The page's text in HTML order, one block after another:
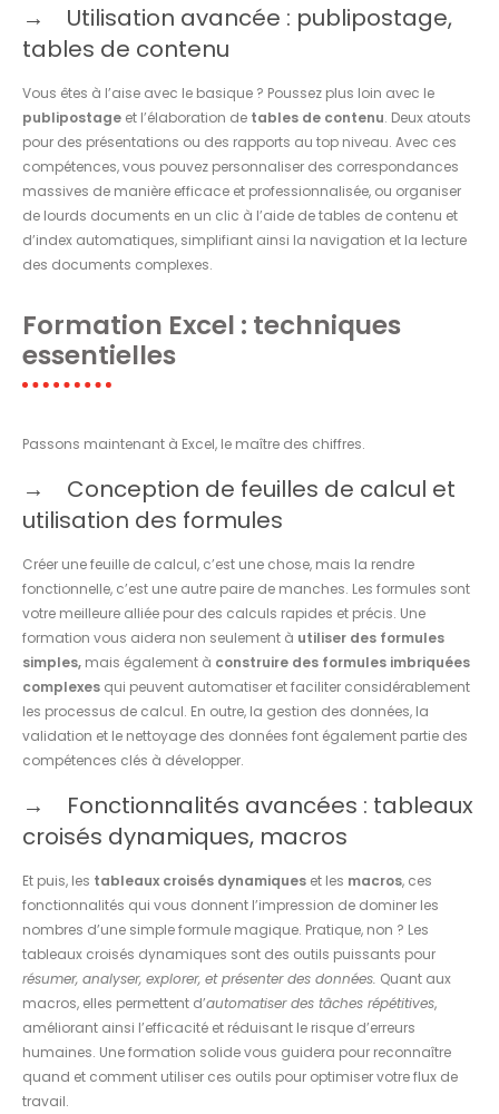
Utilisation avancée : publipostage,
tables de contenu
Vous êtes à l’aise avec le basique ? Poussez plus loin avec le
publipostage et l’élaboration de tables de contenu. Deux atouts
pour des présentations ou des rapports au top niveau. Avec ces
compétences, vous pouvez personnaliser des correspondances
massives de manière efficace et professionnalisée, ou organiser
de lourds documents en un clic à l’aide de tables de contenu et
d’index automatiques, simplifiant ainsi la navigation et la lecture
des documents complexes.
Formation Excel : techniques
essentielles
Passons maintenant à Excel, le maître des chiffres.
Conception de feuilles de calcul et
utilisation des formules
Créer une feuille de calcul, c’est une chose, mais la rendre
fonctionnelle, c’est une autre paire de manches. Les formules sont
votre meilleure alliée pour des calculs rapides et précis. Une
formation vous aidera non seulement à utiliser des formules
simples, mais également à construire des formules imbriquées
complexes qui peuvent automatiser et faciliter considérablement
les processus de calcul. En outre, la gestion des données, la
validation et le nettoyage des données font également partie des
compétences clés à développer.
Fonctionnalités avancées : tableaux
croisés dynamiques, macros
Et puis, les tableaux croisés dynamiques et les macros, ces
fonctionnalités qui vous donnent l’impression de dominer les
nombres d’une simple formule magique. Pratique, non ? Les
tableaux croisés dynamiques sont des outils puissants pour
résumer, analyser, explorer, et présenter des données. Quant aux
macros, elles permettent d’automatiser des tâches répétitives,
améliorant ainsi l’efficacité et réduisant le risque d’erreurs
humaines. Une formation solide vous guidera pour reconnaître
quand et comment utiliser ces outils pour optimiser votre flux de
travail.